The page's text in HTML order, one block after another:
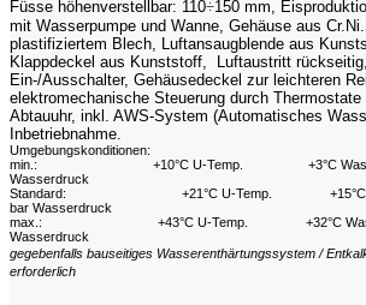
Füsse höhenverstellbar: 110÷150 mm,
mit Wasserpumpe und Wanne, Gehäuse aus
plastifiziertem Blech, Luftansaugblende aus
Klappdeckel aus Kunststoff, Luftaustritt
Ein-/Ausschalter, Gehäusedeckel zur leichteren
elektromechanische Steuerung durch
Abtauuhr, inkl. AWS-System (Automatisches
Inbetriebnahme.
Umgebungskonditionen:
min.:
+10°C U-Temp. +3°C
Wasserdruck
Standard:
+21°C U-Temp.
bar Wasserdruck
max.:
+43°C U-Temp. +32°C
Wasserdruck
gegebenfalls bauseitiges Wasserenthärtungssystem /
erforderlich